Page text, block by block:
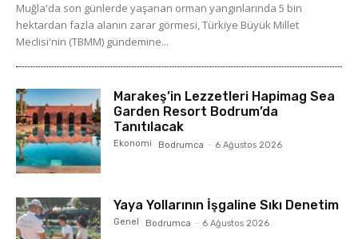
Muğla'da son günlerde yaşanan orman yangınlarında 5 bin
hektardan fazla alanın zarar görmesi, Türkiye Büyük Millet
Meclisi'nin (TBMM) gündemine...
Marakeş’in Lezzetleri Hapimag Sea
Garden Resort Bodrum’da
Tanıtılacak
Ekonomi Bodrumca - 6 Ağustos 2026
Yaya Yollarının İşgaline Sıkı Denetim
Genel Bodrumca - 6 Ağustos 2026